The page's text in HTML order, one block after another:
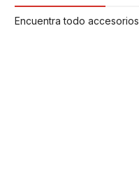
Encuentra todo